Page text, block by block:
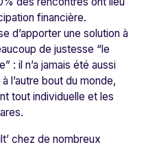
financière.
d’apporter une solution à
de justesse “le
: il n’a jamais été aussi
l’autre bout du monde,
tout individuelle et les
chez de nombreux